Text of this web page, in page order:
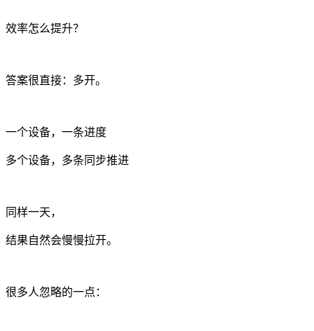
效率怎么提升？
答案很直接：多开。
一个设备，一条进度
多个设备，多条同步推进
同样一天，
结果自然会慢慢拉开。
很多人忽略的一点：